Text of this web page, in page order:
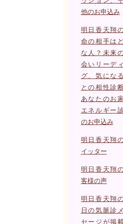
他のお申込み
明日香天翔
命の相手は
な人？未来
会いリーデ
グ、気にな
との相性診
あなたのお
エネルギー
のお申込み
明日香天翔
イッター
明日香天翔
客様の声
明日香天翔
日の気脈診
セージが掲